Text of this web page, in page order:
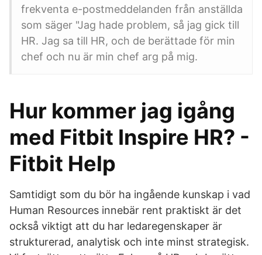
frekventa e-postmeddelanden från anställda
som säger "Jag hade problem, så jag gick till
HR. Jag sa till HR, och de berättade för min
chef och nu är min chef arg på mig.
Hur kommer jag igång
med Fitbit Inspire HR? -
Fitbit Help
Samtidigt som du bör ha ingående kunskap i vad
Human Resources innebär rent praktiskt är det
också viktigt att du har ledaregenskaper är
strukturerad, analytisk och inte minst strategisk.